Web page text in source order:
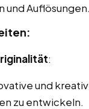
und Auflösungen.
:
und
zu entwickeln.